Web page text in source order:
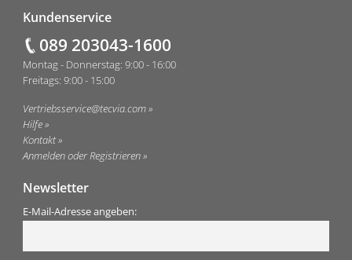
Kundenservice
089 203043-1600
Montag - Donnerstag: 9:00 - 16:00
Freitags: 9:00 - 15:00
Vertriebsservice@tecvia.com
Hilfe
Kontakt
Anmelden oder Registrieren
Newsletter
E-Mail-Adresse angeben: